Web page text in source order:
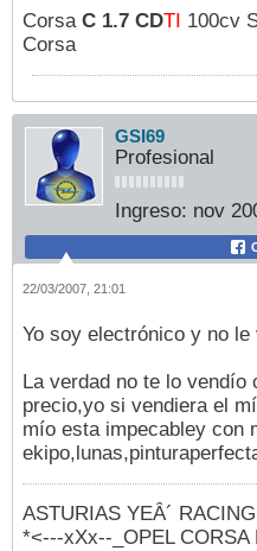
Corsa C 1.7 CDTI 100cv
Corsa
GSI69
Profesional
Ingreso: nov
22/03/2007, 21:01
Yo soy electrónico y no
La verdad no te lo vendío
precio,yo si vendiera el
mío esta impecabley con
ASTURIAS YEÂ´ RACING
*<---xXx--_OPEL